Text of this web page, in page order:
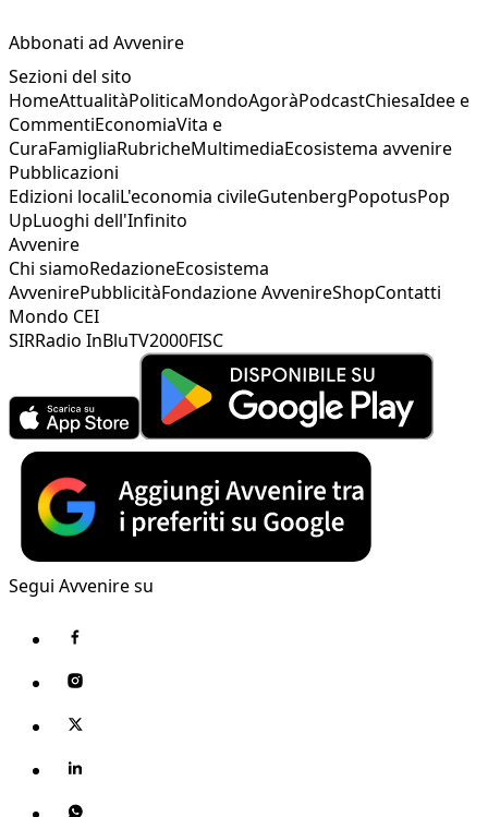
Abbonati ad Avvenire
Sezioni del sito
HomeAttualitàPoliticaMondoAgoràPodcastChiesaIdee e
CommentiEconomiaVita e
CuraFamigliaRubricheMultimediaEcosistema avvenire
Pubblicazioni
Edizioni localiL'economia civileGutenbergPopotusPop
UpLuoghi dell'Infinito
Avvenire
Chi siamoRedazioneEcosistema
AvvenirePubblicitàFondazione AvvenireShopContatti
Mondo CEI
SIRRadio InBluTV2000FISC
Segui Avvenire su